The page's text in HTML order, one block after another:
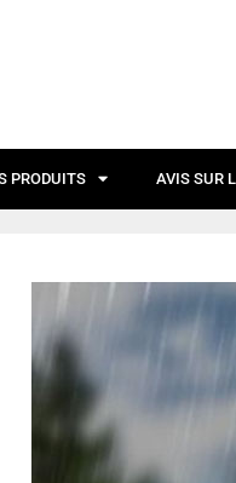
PRODUITS AVIS SUR